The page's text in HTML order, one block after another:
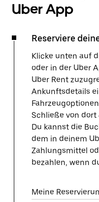
Uber App
Reserviere
Klicke unten auf
oder in der Uber
Uber Rent
Ankunftsdetails
Schließe von dort
Du kannst die
dem in deinem
Zahlungsmittel
bezahlen, wenn
Meine